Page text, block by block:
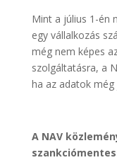
Mint a július 1-én
egy vállalkozás
még nem képes
szolgáltatásra, a
ha az adatok még
A NAV